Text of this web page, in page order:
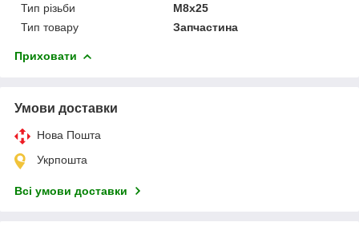
Тип різьби
M8x25
Тип товару
Запчастина
Приховати
Умови доставки
Нова Пошта
Укрпошта
Всі умови доставки